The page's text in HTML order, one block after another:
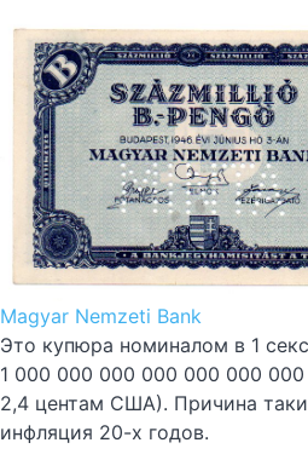
Magyar Nemzeti Bank
Это купюра номиналом в 1
1 000 000 000 000 000 000 000
2,4 центам США). Причина
инфляция 20-х годов.